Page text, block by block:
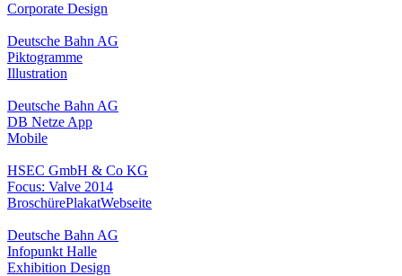
Corporate Design
Deutsche Bahn AG
Piktogramme
Illustration
Deutsche Bahn AG
DB Netze App
Mobile
HSEC GmbH & Co KG
Focus: Valve 2014
BroschürePlakatWebseite
Deutsche Bahn AG
Infopunkt Halle
Exhibition Design